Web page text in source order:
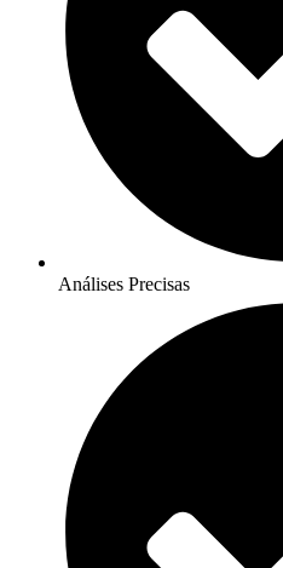
Análises Precisas